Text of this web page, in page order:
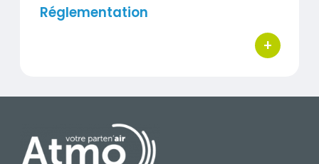
Réglementation
+
bouton
PIED DE PAGE